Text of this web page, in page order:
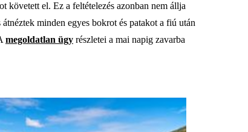
követett el. Ez a feltételezés azonban nem állja
minden egyes bokrot és patakot a fiú után
megoldatlan ügy részletei a mai napig zavarba